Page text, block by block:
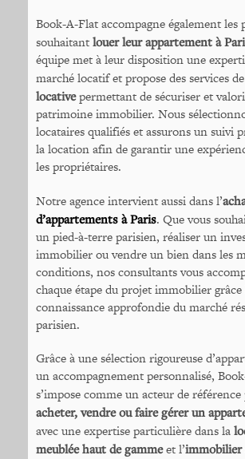
Book-A-Flat accompagne également les
souhaitant louer leur appartement à
équipe met à leur disposition une
marché locatif et propose des services de
locativepermettant de sécuriser et
patrimoine immobilier. Nous
locataires qualifiés et assurons un suivi
la location afin de garantir une
les propriétaires.
Notre agence intervient aussi dans l’
d’appartements à Paris. Que vous
un pied-à-terre parisien, réaliser un
immobilier ou vendre un bien dans les
conditions, nos consultants vous
chaque étape du projet immobilier grâce
connaissance approfondie du marché
parisien.
Grâce à une sélection rigoureuse
un accompagnement personnalisé,
s’impose comme un acteur de
acheter, vendre ou faire gérer un
avec une expertise particulière dans la
meublée haut de gammeet l’immobilier